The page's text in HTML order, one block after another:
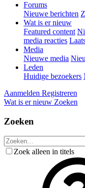
Forums
Nieuwe berichten
Wat is er nieuw
Featured content
media reacties
Media
Nieuwe media
Leden
Huidige bezoekers
Aanmelden Registreren
Wat is er nieuw Zoeken
Zoeken
Zoek alleen in titels